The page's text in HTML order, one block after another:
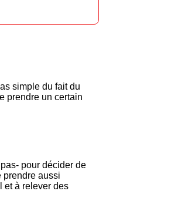
simple du fait du
prendre un certain
pour décider de
prendre aussi
et à relever des